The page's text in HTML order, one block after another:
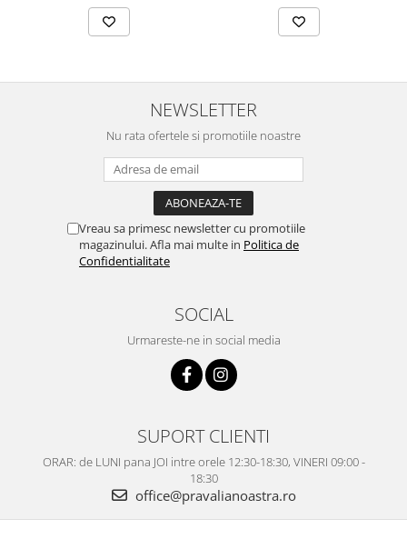
NEWSLETTER
Nu rata ofertele si promotiile noastre
Vreau sa primesc newsletter cu promotiile
magazinului. Afla mai multe in Politica de
Confidentialitate
SOCIAL
Urmareste-ne in social media
SUPORT CLIENTI
ORAR: de LUNI pana JOI intre orele 12:30-18:30, VINERI 09:00 -
18:30
office@pravalianoastra.ro